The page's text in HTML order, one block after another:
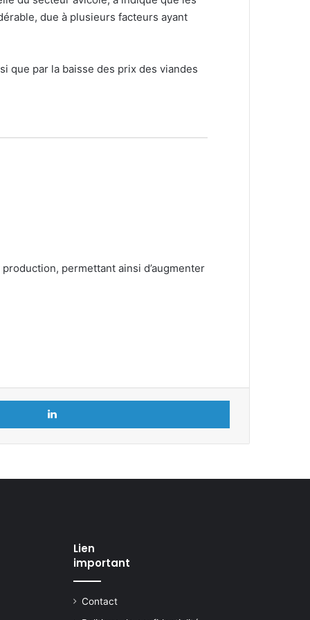
due à plusieurs facteurs ayant
que par la baisse des prix des viandes
permettant ainsi d’augmenter
Linkedin
Lien
important
Contact